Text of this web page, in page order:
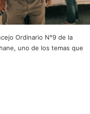
Ordinario N°9 de la
uno de los temas que